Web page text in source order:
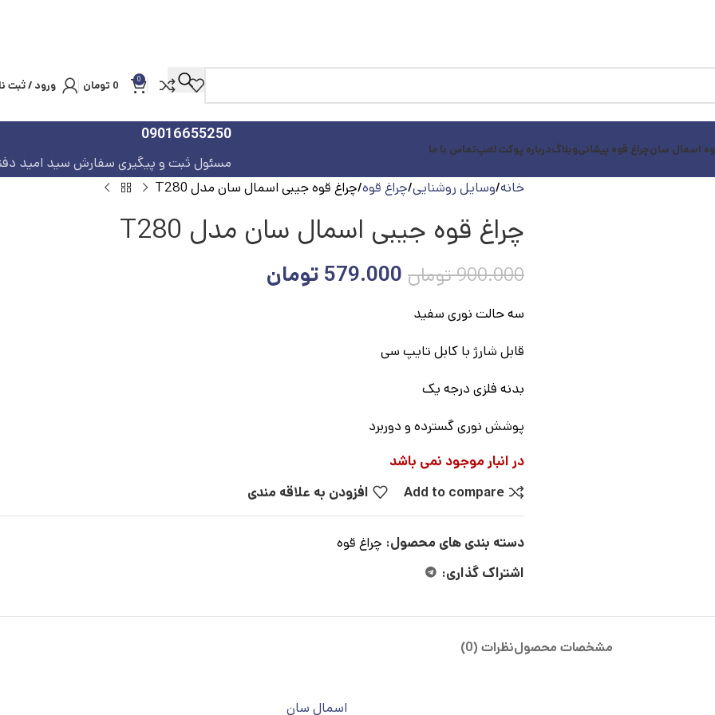
0
0 تومان ورود / ثبت
اسمال سانچراغ قوه پیشانیوبلاگدرباره پوکت لامپتماس با ما
09016655250
مسئول ثبت و پیگیری سفارش سید امید
خانه وسایل روشنایی چراغ قوه چراغ قوه جیبی اسمال سان مدل T280
چراغ قوه جیبی اسمال سان مدل T280
900.000تومان 579.000 تومان
سه حالت نوری سفید
قابل شارژ با کابل تایپ سی
بدنه فلزی درجه یک
پوشش نوری گسترده و دوربرد
در انبار موجود نمی باشد
Add to compare
افزودن به علاقه مندی
دسته بندی های محصول: چراغ قوه
اشتراک گذاری:
مشخصات محصولنظرات (0)
اسمال سان